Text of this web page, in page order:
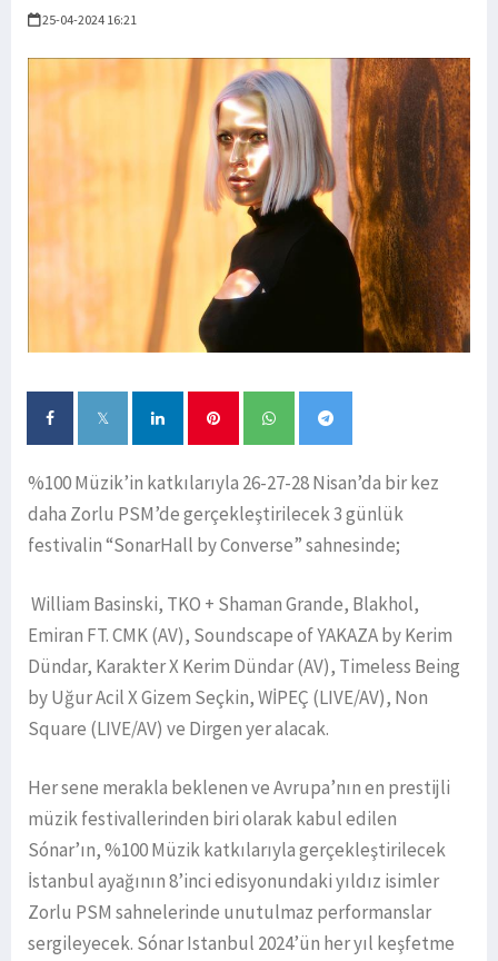
25-04-2024 16:21
%100 Müzik’in katkılarıyla 26-27-28 Nisan’da bir kez
daha Zorlu PSM’de gerçekleştirilecek 3 günlük
festivalin “SonarHall by Converse” sahnesinde;
William Basinski, TKO + Shaman Grande, Blakhol,
Emiran FT. CMK (AV), Soundscape of YAKAZA by Kerim
Dündar, Karakter X Kerim Dündar (AV), Timeless Being
by Uğur Acil X Gizem Seçkin, WİPEÇ (LIVE/AV), Non
Square (LIVE/AV) ve Dirgen yer alacak.
Her sene merakla beklenen ve Avrupa’nın en prestijli
müzik festivallerinden biri olarak kabul edilen
Sónar’ın, %100 Müzik katkılarıyla gerçekleştirilecek
İstanbul ayağının 8’inci edisyonundaki yıldız isimler
Zorlu PSM sahnelerinde unutulmaz performanslar
sergileyecek. Sónar Istanbul 2024’ün her yıl keşfetme